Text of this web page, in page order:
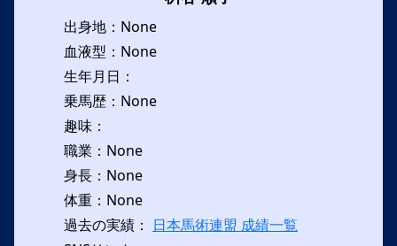
出身地：None
血液型：None
生年月日：
乗馬歴：None
趣味：
職業：None
身長：None
体重：None
過去の実績： 日本馬術連盟 成績一覧